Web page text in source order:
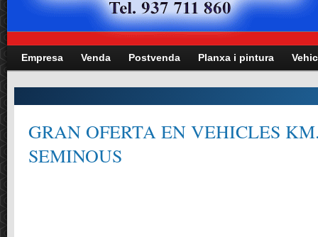
Empresa Venda Postvenda Planxa i pintura
GRAN OFERTA EN VEHICLES
SEMINOUS